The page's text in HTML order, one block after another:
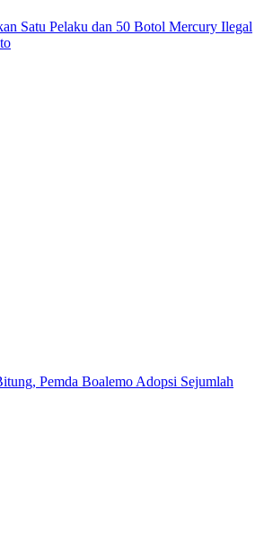
Satu Pelaku dan 50 Botol Mercury Ilegal
Pemda Boalemo Adopsi Sejumlah